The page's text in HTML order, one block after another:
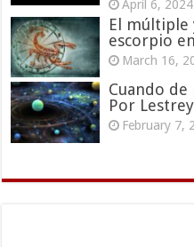
April 6, 2024
El múltiple
escorpio
March 16,
Cuando
Por
February 7,